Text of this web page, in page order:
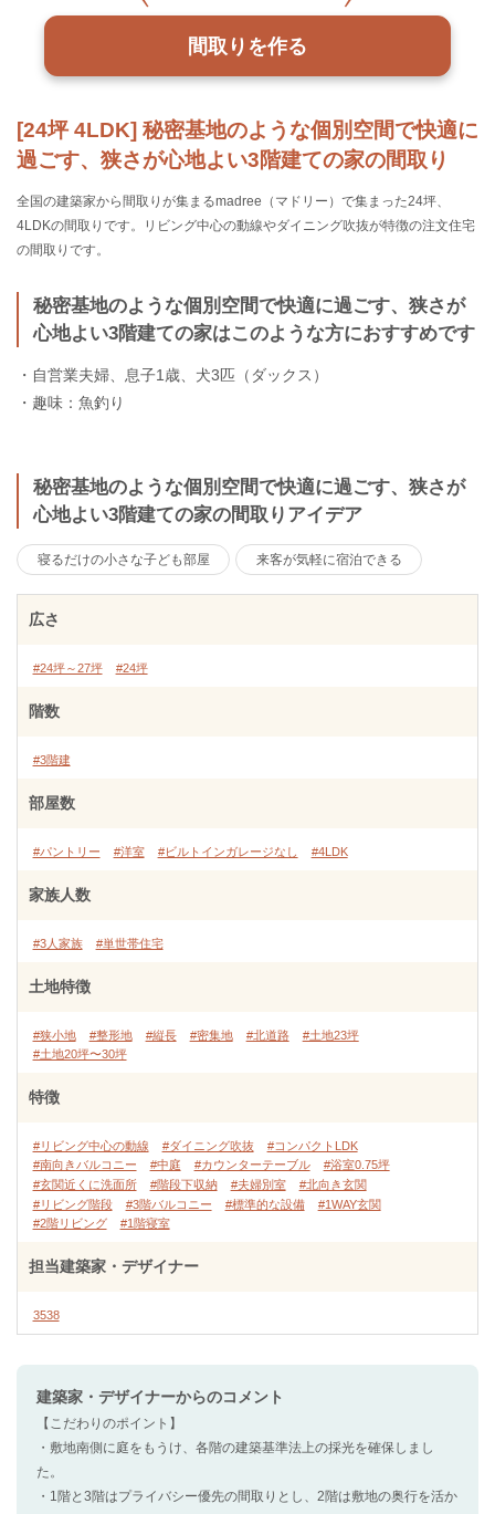
[24坪 4LDK] 秘密基地のような個別空間で快適に
過ごす、狭さが心地よい3階建ての家の間取り
全国の建築家から間取りが集まるmadree（マドリー）で集まった24坪、
4LDKの間取りです。リビング中心の動線やダイニング吹抜が特徴の注文住宅
の間取りです。
秘密基地のような個別空間で快適に過ごす、狭さが
心地よい3階建ての家はこのような方におすすめです
・自営業夫婦、息子1歳、犬3匹（ダックス）
・趣味：魚釣り
秘密基地のような個別空間で快適に過ごす、狭さが
心地よい3階建ての家の間取りアイデア
寝るだけの小さな子ども部屋 来客が気軽に宿泊できる
間取りを作る
広さ
#24坪～27坪 #24坪
階数
#3階建
部屋数
#パントリー #洋室 #ビルトインガレージなし #4LDK
家族人数
#3人家族 #単世帯住宅
土地特徴
#狭小地 #整形地 #縦長 #密集地 #北道路
#土地23坪
#土地20坪〜30坪
特徴
#リビング中心の動線 #ダイニング吹抜
#コンパクトLDK
#南向きバルコニー
#中庭 #カウンターテーブル
#浴室0.75坪
#玄関近くに洗面所
#階段下収納 #夫婦別室
#北向き玄関
#リビング階段
#3階バルコニー #標準的な設備
#1WAY玄関
#2階リビング
#1階寝室
担当建築家・デザイナー
3538
建築家・デザイナーからのコメント
【こだわりのポイント】
・敷地南側に庭をもうけ、各階の建築基準法上の採光を確保しまし
た。
・1階と3階はプライバシー優先の間取りとし、2階は敷地の奥行を活か